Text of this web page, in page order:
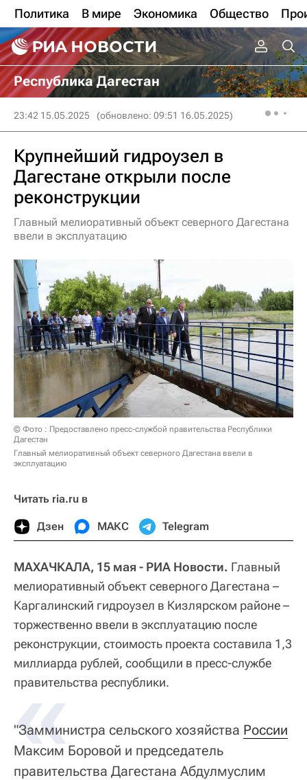
Политика В мире Экономика Общество
Республика Дагестан
23:42 15.05.2025 (обновлено: 09:51 16.05.2025)
Крупнейший гидроузел в
Дагестане открыли после
реконструкции
Главный мелиоративный объект северного Дагестана
ввели в эксплуатацию
© Фото : Предоставлено пресс-службой правительства Республики
Дагестан
Главный мелиоративный объект северного Дагестана ввели в
эксплуатацию
Читать ria.ru в
Дзен МАКС Telegram
МАХАЧКАЛА, 15 мая - РИА Новости. Главный
мелиоративный объект северного Дагестана –
Каргалинский гидроузел в Кизлярском районе –
торжественно ввели в эксплуатацию после
реконструкции, стоимость проекта составила 1,3
миллиарда рублей, сообщили в пресс-службе
правительства республики.
«
"Замминистра сельского хозяйства России
Максим Боровой и председатель
правительства Дагестана Абдулмуслим